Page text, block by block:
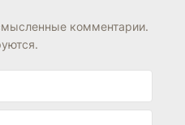
комментарии.